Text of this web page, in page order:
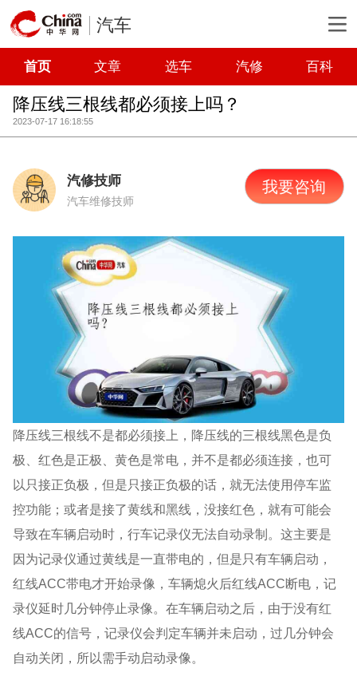
汽车
首页 文章 选车 汽修 百科
降压线三根线都必须接上吗？
2023-07-17 16:18:55
汽修技师
汽车维修技师
我要咨询
降压线三根线不是都必须接上，降压线的三根线黑色是负
极、红色是正极、黄色是常电，并不是都必须连接，也可
以只接正负极，但是只接正负极的话，就无法使用停车监
控功能；或者是接了黄线和黑线，没接红色，就有可能会
导致在车辆启动时，行车记录仪无法自动录制。这主要是
因为记录仪通过黄线是一直带电的，但是只有车辆启动，
红线ACC带电才开始录像，车辆熄火后红线ACC断电，记
录仪延时几分钟停止录像。在车辆启动之后，由于没有红
线ACC的信号，记录仪会判定车辆并未启动，过几分钟会
自动关闭，所以需手动启动录像。